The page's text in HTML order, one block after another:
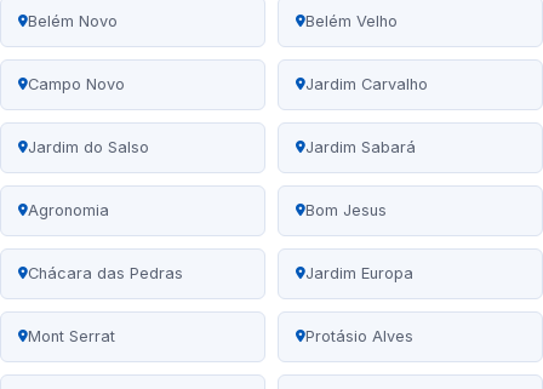
Belém Novo Belém Velho
Campo Novo Jardim Carvalho
Jardim do Salso Jardim Sabará
Agronomia Bom Jesus
Chácara das Pedras Jardim Europa
Mont Serrat Protásio Alves